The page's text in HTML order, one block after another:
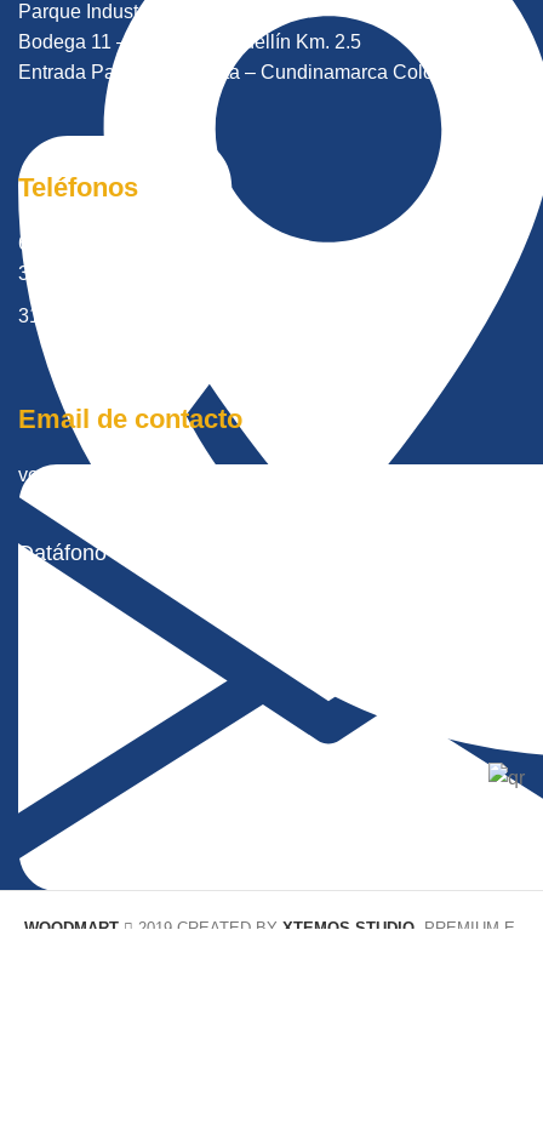
Parque Industrial Lutransa
Bodega 11 – Autopista Medellín Km. 2.5
Entrada Parecelas – Cota – Cundinamarca Colombia.
Teléfonos
601 8966121
315 6953932
316 0106132
Email de contacto
ventas@tramecltda.com
Datáfono Virtual Wompi
WOODMART 2019 CREATED BY XTEMOS STUDIO. PREMIUM E-